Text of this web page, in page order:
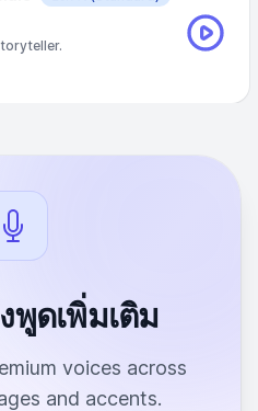
พูดเพิ่มเติม
voices across
and accents.